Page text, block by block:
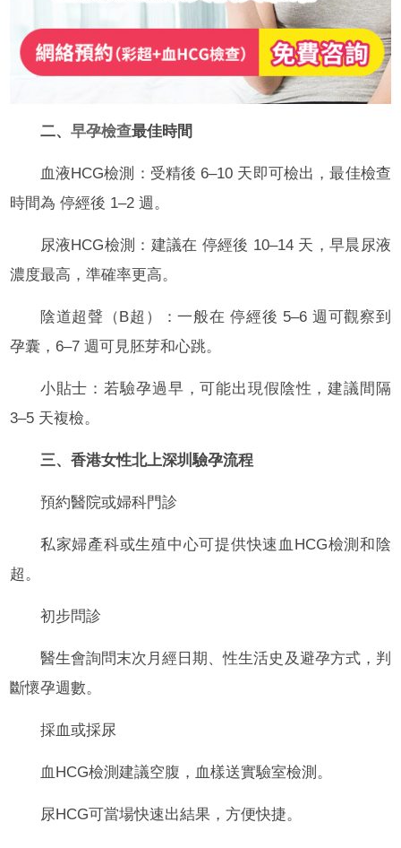
二、 早孕檢查最佳時間
血液HCG檢測：受精後 6–10 天即可檢出，最佳檢查
時間為 停經後 1–2 週。
尿液HCG檢測：建議在 停經後 10–14 天，早晨尿液
濃度最高，準確率更高。
陰道超聲（B超）：一般在 停經後 5–6 週可觀察到
孕囊，6–7 週可見胚芽和心跳。
小貼士：若驗孕過早，可能出現假陰性，建議間隔
3–5 天複檢。
三、香港女性北上深圳驗孕流程
預約醫院或婦科門診
私家婦產科或生殖中心可提供快速血HCG檢測和陰
超。
初步問診
醫生會詢問末次月經日期、性生活史及避孕方式，判
斷懷孕週數。
採血或採尿
血HCG檢測建議空腹，血樣送實驗室檢測。
尿HCG可當場快速出結果，方便快捷。